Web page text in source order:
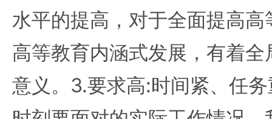
水平的提高，对于全面提高
高等教育内涵式发展，有着
意义。3.要求高:时间紧、任